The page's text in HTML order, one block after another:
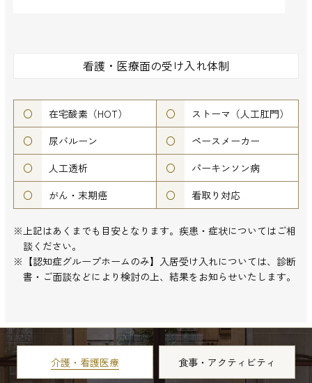
看護・医療面の受け入れ体制
○ 在宅酸素（HOT） ○
ストーマ（人工肛門）
○
尿バルーン ○
ペースメーカー
○
人工透析 ○
パーキンソン病
○
がん・末期癌 ○ 看取り対応
※上記はあくまでも目安となります。疾患・症状についてはご相
談ください。
※【認知症グループホームのみ】入居受け入れについては、診断
書・ご面談などにより検討の上、結果をお知らせいたします。
介護・看護医療 食事・アクティビティ